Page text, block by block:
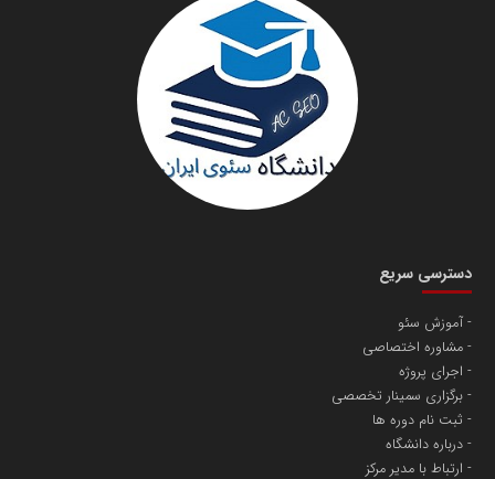
دانشگاه سئوی ایران
پایگاه اطلاع رسانی اعتلای نهادهای مردمی
سازمان صنعت،معدن و تجارت
آهن و فولاد غدیر ایرانیان
تامین آهن اسفنجی تولیدکنندگان فولاد در کشور
مریم حاج نوروز نظری
دسترسی سریع
آموزش سئو
مشاوره اختصاصی
اجرای پروژه
برگزاری سمینار تخصصی
ثبت نام دوره ها
درباره دانشگاه
ارتباط با مدیر مرکز